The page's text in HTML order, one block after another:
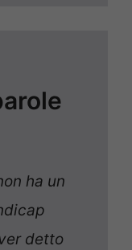
ha un
detto